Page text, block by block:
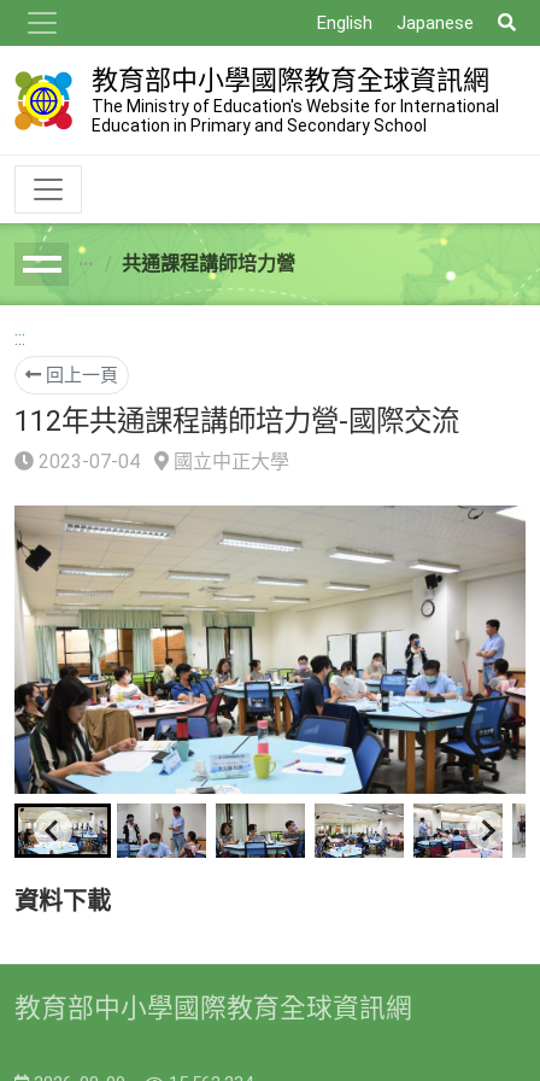
到
主
要
內
English Japanese
尋
教育部中小學國際教育全球資訊網
The Ministry of Education's Website for International
Education in Primary and Secondary School
breadcrumb共通課程講師培力營
:::
回上一頁
112年共通課程講師培力營-國際交流
2023-07-04 國立中正大學
資料下載
教育部中小學國際教育全球資訊網